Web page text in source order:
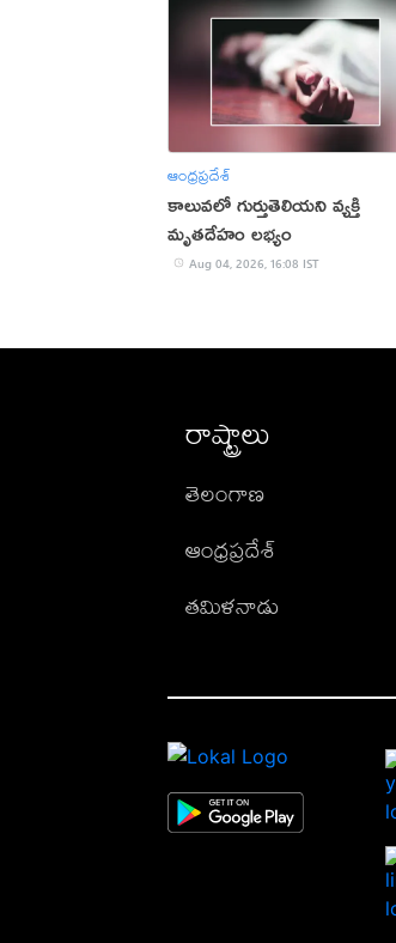
ఆంధ్రప్రదేశ్
కాలువలో గుర్తుతెలియని వ్యక్తి
మృతదేహం లభ్యం
Aug 04, 2026, 16:08 IST
రాష్ట్రాలు
తెలంగాణ
ఆంధ్రప్రదేశ్
తమిళనాడు